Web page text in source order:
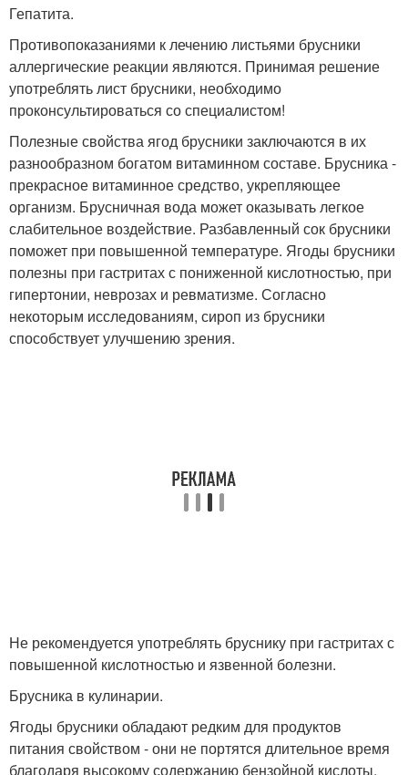
Гепатита.
Противопоказаниями к лечению листьями брусники
аллергические реакции являются. Принимая решение
употреблять лист брусники, необходимо
проконсультироваться со специалистом!
Полезные свойства ягод брусники заключаются в их
разнообразном богатом витаминном составе. Брусника -
прекрасное витаминное средство, укрепляющее
организм. Брусничная вода может оказывать легкое
слабительное воздействие. Разбавленный сок брусники
поможет при повышенной температуре. Ягоды брусники
полезны при гастритах с пониженной кислотностью, при
гипертонии, неврозах и ревматизме. Согласно
некоторым исследованиям, сироп из брусники
способствует улучшению зрения.
Не рекомендуется употреблять бруснику при гастритах с
повышенной кислотностью и язвенной болезни.
Брусника в кулинарии.
Ягоды брусники обладают редким для продуктов
питания свойством - они не портятся длительное время
благодаря высокому содержанию бензойной кислоты.